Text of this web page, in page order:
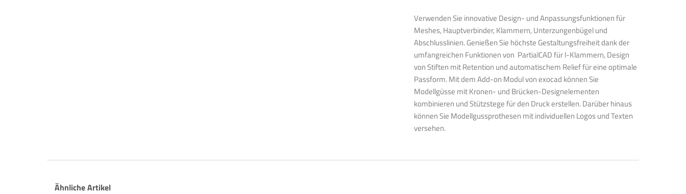
Verwenden Sie innovative Design- und Anpassungsfunktionen für
Meshes, Hauptverbinder, Klammern, Unterzungenbügel und
Abschlusslinien. Genießen Sie höchste Gestaltungsfreiheit dank der
umfangreichen Funktionen von PartialCAD für l-Klammern, Design
von Stiften mit Retention und automatischem Relief für eine optimale
Passform. Mit dem Add-on Modul von exocad können Sie
Modellgüsse mit Kronen- und Brücken-Designelementen
kombinieren und Stützstege für den Druck erstellen. Darüber hinaus
können Sie Modellgussprothesen mit individuellen Logos und Texten
versehen.
Ähnliche Artikel